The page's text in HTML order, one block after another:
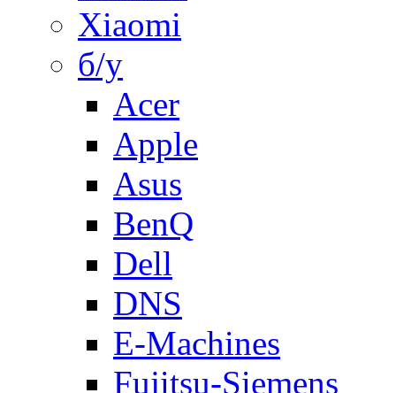
Xiaomi
б/у
Acer
Apple
Asus
BenQ
Dell
DNS
E-Machines
Fujitsu-Siemens